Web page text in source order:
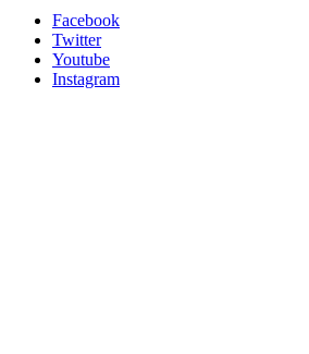
Facebook
Twitter
Youtube
Instagram